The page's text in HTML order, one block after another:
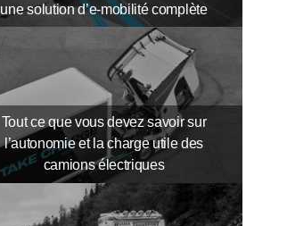
une solution d’e-mobilité complète
Tout ce que vous devez savoir sur
l’autonomie et la charge utile des
camions électriques